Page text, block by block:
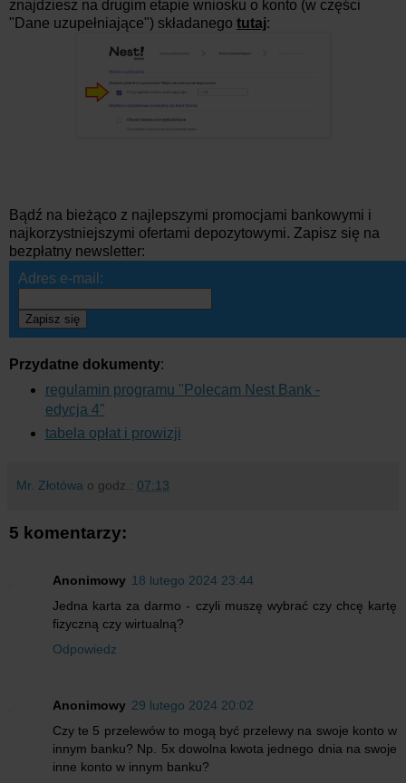
znajdziesz na drugim etapie wniosku o konto (w części
"Dane uzupełniające") składanego tutaj:
Bądź na bieżąco z najlepszymi promocjami bankowymi i
najkorzystniejszymi ofertami depozytowymi. Zapisz się na
bezpłatny newsletter:
Adres e-mail:
Zapisz się
Przydatne dokumenty:
regulamin programu "Polecam Nest Bank -
edycja 4"
tabela opłat i prowizji
Mr. Złotówa o godz.: 07:13
5 komentarzy:
Anonimowy 18 lutego 2024 23:44
Jedna karta za darmo - czyli muszę wybrać czy chcę kartę
fizyczną czy wirtualną?
Odpowiedz
Anonimowy 29 lutego 2024 20:02
Czy te 5 przelewów to mogą być przelewy na swoje konto w
innym banku? Np. 5x dowolna kwota jednego dnia na swoje
inne konto w innym banku?